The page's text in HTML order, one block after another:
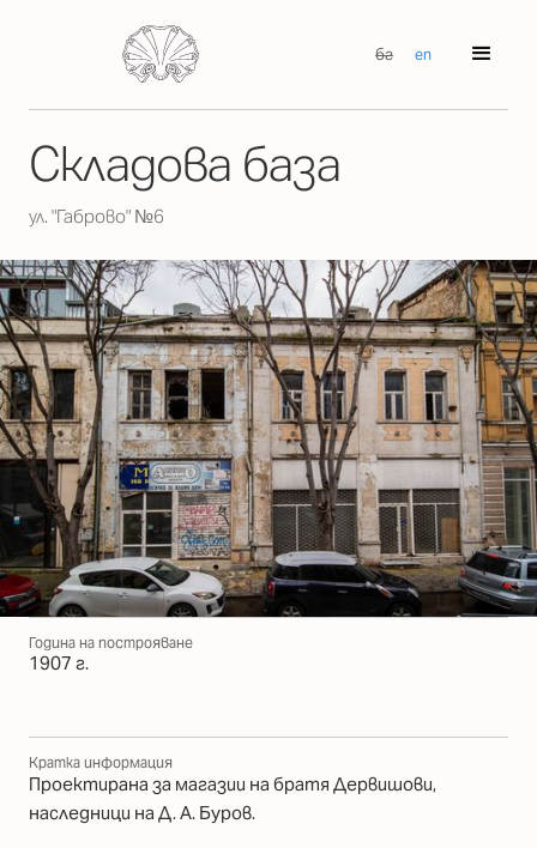
бг en
Складова база
ул. "Габрово" №6
Година на построяване
1907 г.
Кратка информация
Проектирана за магазии на братя Дервишови,
наследници на Д. А. Буров.